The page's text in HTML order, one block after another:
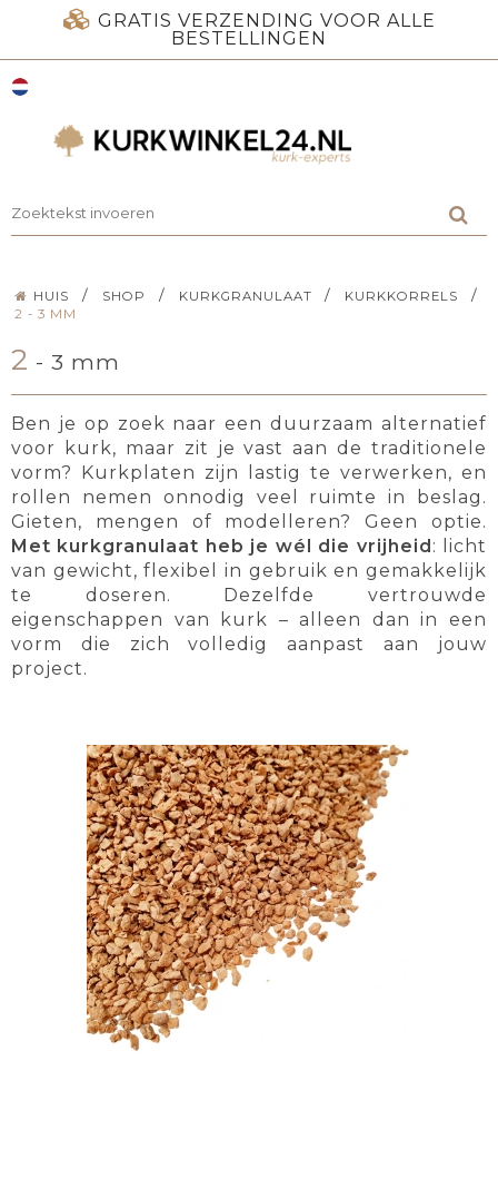
GRATIS VERZENDING VOOR ALLE
BESTELLINGEN
HUIS / SHOP / KURKGRANULAAT / KURKKORRELS /
2 - 3 MM
2 - 3 mm
Ben je op zoek naar een duurzaam alternatief
voor kurk, maar zit je vast aan de traditionele
vorm? Kurkplaten zijn lastig te verwerken, en
rollen nemen onnodig veel ruimte in beslag.
Gieten, mengen of modelleren? Geen optie.
Met kurkgranulaat heb je wél die vrijheid : licht
van gewicht, flexibel in gebruik en gemakkelijk
te doseren. Dezelfde vertrouwde
eigenschappen van kurk – alleen dan in een
vorm die zich volledig aanpast aan jouw
project.